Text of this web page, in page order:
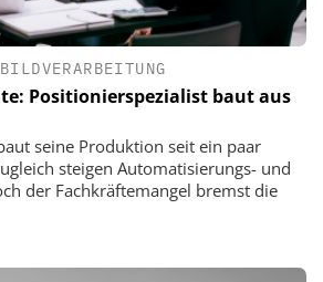
BILDVERARBEITUNG
Positionierspezialist baut aus
seine Produktion seit ein paar
steigen Automatisierungs- und
der Fachkräftemangel bremst die